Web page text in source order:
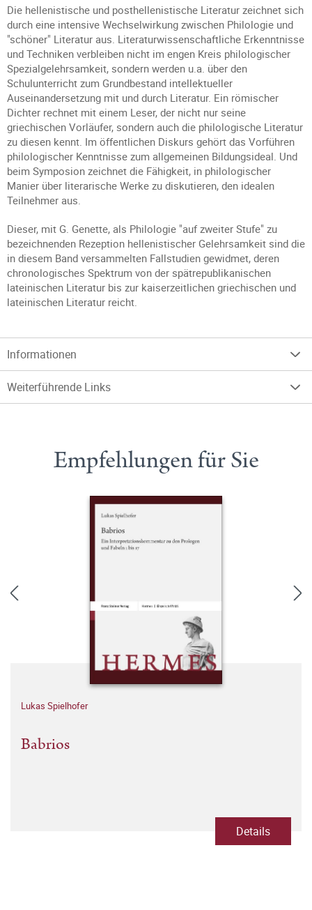
Die hellenistische und posthellenistische Literatur zeichnet sich
durch eine intensive Wechselwirkung zwischen Philologie und
"schöner" Literatur aus. Literaturwissenschaftliche Erkenntnisse
und Techniken verbleiben nicht im engen Kreis philologischer
Spezialgelehrsamkeit, sondern werden u.a. über den
Schulunterricht zum Grundbestand intellektueller
Auseinandersetzung mit und durch Literatur. Ein römischer
Dichter rechnet mit einem Leser, der nicht nur seine
griechischen Vorläufer, sondern auch die philologische Literatur
zu diesen kennt. Im öffentlichen Diskurs gehört das Vorführen
philologischer Kenntnisse zum allgemeinen Bildungsideal. Und
beim Symposion zeichnet die Fähigkeit, in philologischer
Manier über literarische Werke zu diskutieren, den idealen
Teilnehmer aus.
Dieser, mit G. Genette, als Philologie "auf zweiter Stufe" zu
bezeichnenden Rezeption hellenistischer Gelehrsamkeit sind die
in diesem Band versammelten Fallstudien gewidmet, deren
chronologisches Spektrum von der spätrepublikanischen
lateinischen Literatur bis zur kaiserzeitlichen griechischen und
lateinischen Literatur reicht.
Informationen
Weiterführende Links
Empfehlungen für Sie
Lukas Spielhofer
Babrios
Details